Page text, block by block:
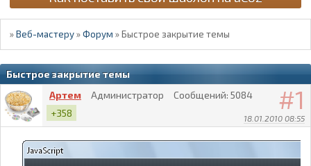
»Веб-мастеру »Форум »Быстрое закрытие темы
Быстрое закрытие темы
1
18.01.2010 08:55
Артем Администратор Сообщений: 5084
+358